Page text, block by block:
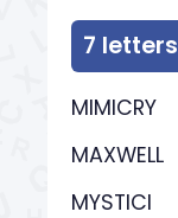
7 letters
MIMICRY
MAXWELL
MYSTICI